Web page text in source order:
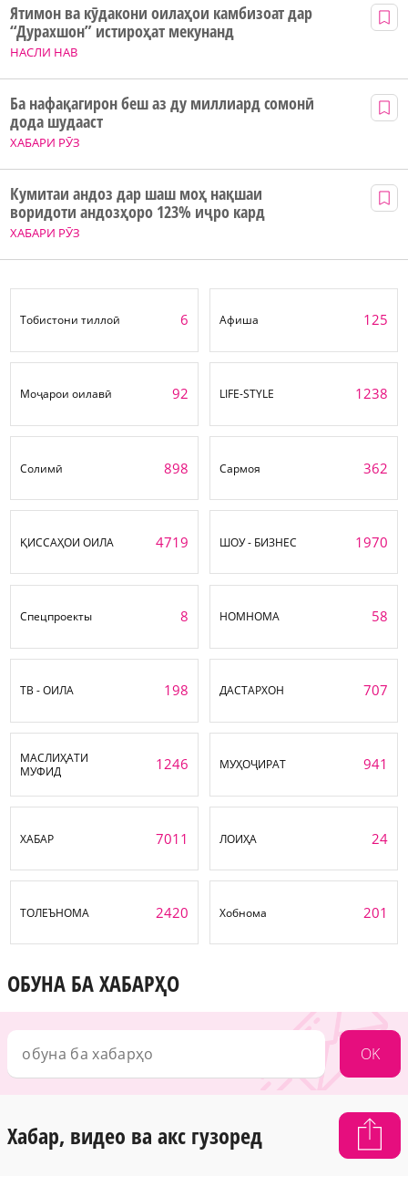
НАСЛИ НАВ
Ятимон ва кӯдакони оилаҳои камбизоат дар
“Дурахшон” истироҳат мекунанд
ХАБАРИ РӮЗ
Ба нафақагирон беш аз ду миллиард сомонӣ
дода шудааст
ХАБАРИ РӮЗ
Кумитаи андоз дар шаш моҳ нақшаи
воридоти андозҳоро 123% иҷро кард
Тобистони тиллоӣ 6 Афиша 125
Моҷарои оилавӣ 92 LIFE-STYLE 1238
Солимӣ 898 Сармоя 362
ҚИССАҲОИ ОИЛА 4719 ШОУ - БИЗНЕС 1970
Спецпроекты 8 НОМНОМА 58
ТВ - ОИЛА 198 ДАСТАРХОН 707
МАСЛИҲАТИ
МУФИД
1246 МУҲОҶИРАТ 941
ХАБАР 7011 ЛОИҲА 24
ТОЛЕЪНОМА 2420 Хобнома 201
ОБУНА БА ХАБАРҲО
OK
Хабар, видео ва акс гузоред